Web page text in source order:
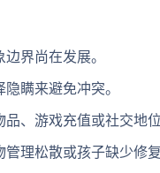
界尚在发展。
瞒来避免冲突。
、游戏充值或社交地位
理松散或孩子缺少修复